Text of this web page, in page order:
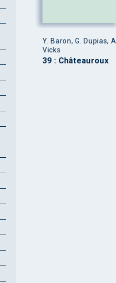
Y. Baron, G. Dupias, A.
Vicks
39 : Châteauroux